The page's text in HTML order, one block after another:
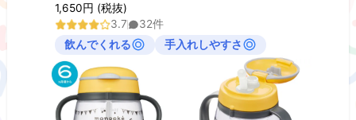
1,650円 (税抜)
3.7 32件
飲んでくれる
手入れしやすさ